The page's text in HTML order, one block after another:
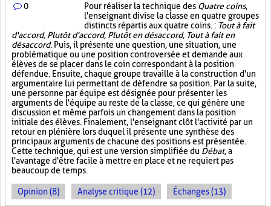
0 Pour réaliser la technique des Quatre coins,
l'enseignant divise la classe en quatre groupes
distincts répartis aux quatre coins. : Tout à fait
d'accord, Plutôt d'accord, Plutôt en désaccord, Tout à fait en
désaccord. Puis, il présente une question, une situation, une
problématique ou une position controversée et demande aux
élèves de se placer dans le coin correspondant à la position
défendue. Ensuite, chaque groupe travaille à la construction d'un
argumentaire lui permettant de défendre sa position. Par la suite,
une personne par équipe est désignée pour présenter les
arguments de l'équipe au reste de la classe, ce qui génère une
discussion et même parfois un changement dans la position
initiale des élèves. Finalement, l'enseignant clôt l'activité par un
retour en plénière lors duquel il présente une synthèse des
principaux arguments de chacune des positions est présentée.
Cette technique, qui est une version simplifiée du Débat, a
l'avantage d'être facile à mettre en place et ne requiert pas
beaucoup de temps.
Opinion (8) Analyse critique (12) Échanges (13)